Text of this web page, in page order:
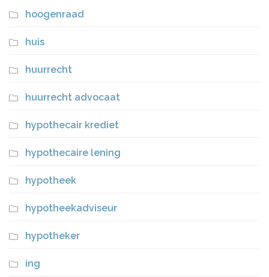
hoogenraad
huis
huurrecht
huurrecht advocaat
hypothecair krediet
hypothecaire lening
hypotheek
hypotheekadviseur
hypotheker
ing